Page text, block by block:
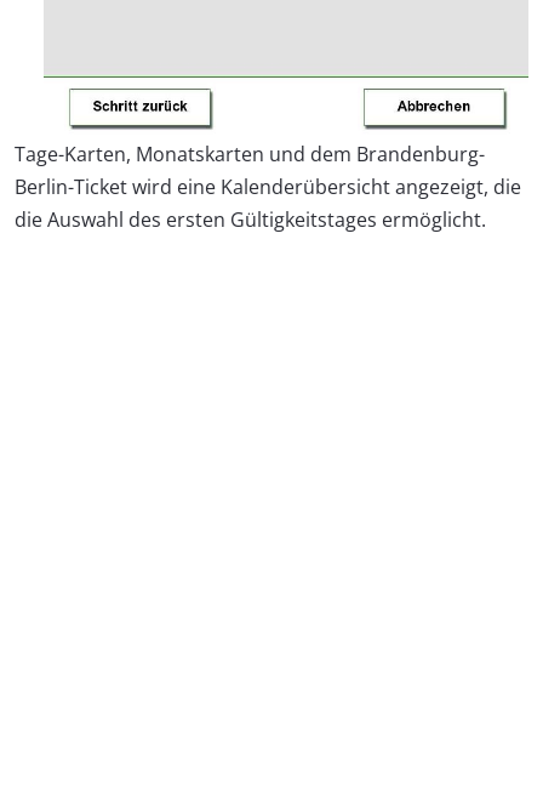
Tage-Karten, Monatskarten und dem Brandenburg-
Berlin-Ticket wird eine Kalenderübersicht angezeigt, die
die Auswahl des ersten Gültigkeitstages ermöglicht.